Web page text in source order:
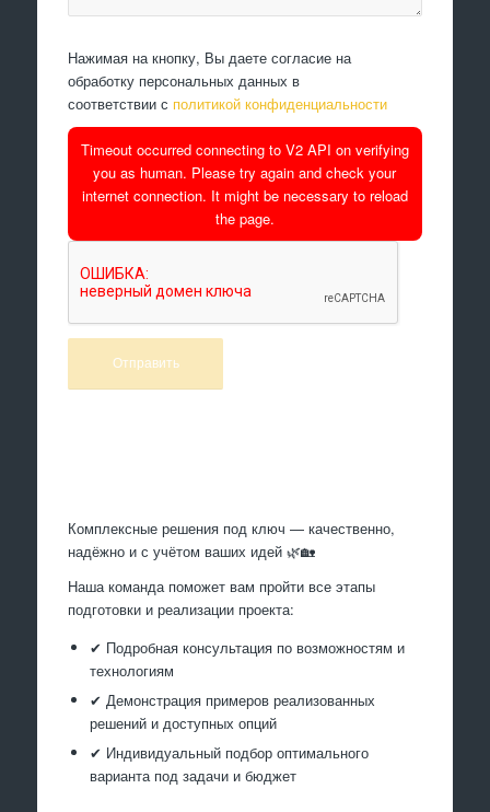
Нажимая на кнопку, Вы даете согласие на
обработку персональных данных в
соответствии с политикой конфиденциальности
Timeout occurred connecting to V2 API on verifying
you as human. Please try again and check your
internet connection. It might be necessary to reload
the page.
Комплексные решения под ключ — качественно,
надёжно и с учётом ваших идей 🌿🏡
Наша команда поможет вам пройти все этапы
подготовки и реализации проекта:
✔ Подробная консультация по возможностям и
технологиям
✔ Демонстрация примеров реализованных
решений и доступных опций
✔ Индивидуальный подбор оптимального
варианта под задачи и бюджет